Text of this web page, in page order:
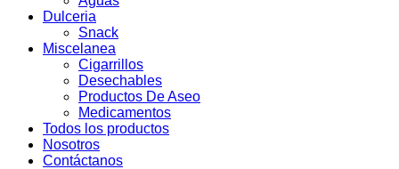
Dulceria
Snack
Miscelanea
Cigarrillos
Desechables
Productos De Aseo
Medicamentos
Todos los productos
Nosotros
Contáctanos